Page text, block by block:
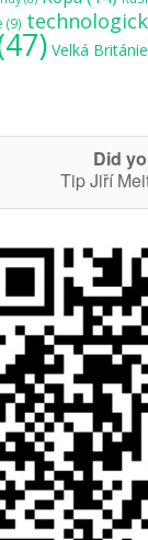
(9)
Velká Británie
Did
Tip Jiří